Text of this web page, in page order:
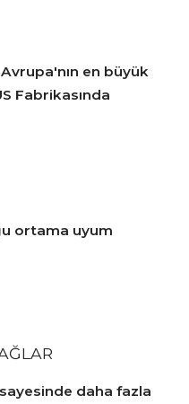
en büyük
Fabrikasında
ortama uyum
daha fazla